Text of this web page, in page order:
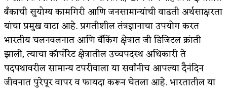
अपूर्ण कथा
बुडीच खटलं – संयुक्त कुटुंब का गरजेचं?
बॅंकाची सुयोग्य कामगिरी आणि जनसामान्यांची वाढती अर्थसाक्षरता
यांचा प्रमुख वाटा आहे. प्रगतीशील तंत्रज्ञानाचा उपयोग करत
भारतीय चलनवलनात आणि बँकिंग क्षेत्रात जी डिजिटल क्रांती
झाली, त्याचा कॉर्पोरेट क्षेत्रातील उच्चपदस्थ अधिकारी ते
पदपथावरील सामान्य टपरीवाला या सर्वांनीच आपल्या दैनंदिन
जीवनात पुरेपूर वापर व फायदा करून घेतला आहे. भारतातील या